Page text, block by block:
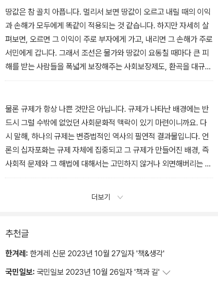
부자’의 모습이나 ‘떴다방’, 핫한 개발 지역의 부동산마다 알을 박아두
는 사람들, 혹은 허위로 농지를 취득한 후 쪼개어 판매하는 행위가 떠
오르죠? _「그 많던 땅은 누가 다 먹었을까?」에서
땅값은 참 골치 아픕니다. 멀리서 보면 땅값이 오르고 내릴 때의 이익
과 손해가 모두에게 똑같이 적용되는 것 같습니다. 하지만 자세히 살
펴보면, 오르면 그 이익이 주로 부자에게 가고, 내리면 그 손해가 주로
서민에게 갑니다. 그래서 조선은 물가와 땅값이 요동칠 때마다 큰 피
해를 받는 사람들을 폭넓게 보장해주는 사회보장제도, 환곡을 대규모
로 운영하죠. 하지만 환곡이 복지제도의 성격을 잃어가면서, 땅값이
많던 땅은 누가 다 먹었을까?」에서
물론 규제가 항상 나쁜 것만은 아닙니다. 규제가 나타난 배경에는 반
드시 그럴 수밖에 없었던 사회문화적 맥락이 있기 마련이니까요. 다
시 말해, 하나의 규제는 변증법적인 역사의 필연적 결과물입니다. 언
론의 십자포화는 규제 자체에 집중되고 그 규제가 만들어진 배경, 즉
사회적 문제와 그 해법에 대해서는 고민하지 않거나 외면해버리는 경
향이 있습니다. 따라서 규제를 단순히 악마화하는 비판은 결코 정당
안자들은 이를 ‘풍선 효과’로 설명하며 변명하죠. 하지만 합리적인 입
고려할 것입니다. 그러지 않고 무작정 규제한다면 결국 ‘선의로 포장
한 면피’가 될 가능성이 커집니다. _「주택 부족이 만들어낸 조선의 복
더보기
추천글
한겨레: 한겨레 신문 2023년 10월 27일자 '책&생각'
국민일보: 국민일보 2023년 10월 26일자 '책과 길'